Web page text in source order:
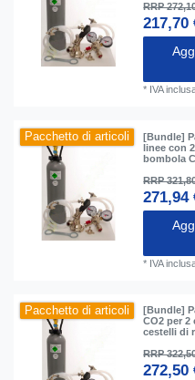
RRP
217,70
* IVA
Pacchetto di articoli
[Bundle]
linee con
bombola
RRP
271,94
* IVA
Pacchetto di articoli
[Bundle]
CO2 per
cestelli di
RRP
272,50